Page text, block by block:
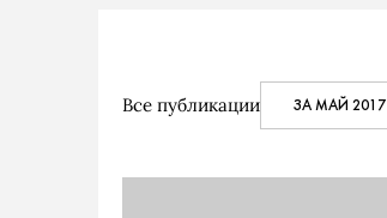
Все публикации ЗА МАЙ 2017